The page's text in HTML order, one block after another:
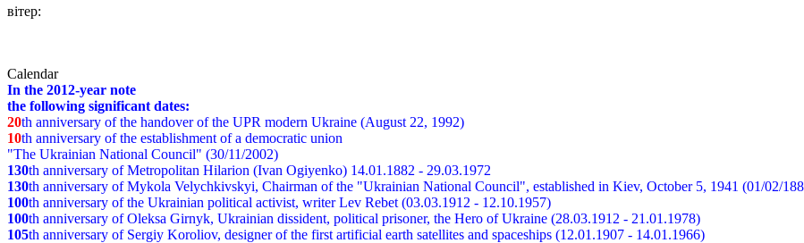
вітер:
Calendar
In the 2012-year note
the following significant dates:
20th anniversary of the handover of the UPR modern Ukraine (August 22, 1992)
10th anniversary of the establishment of a democratic union
"The Ukrainian National Council" (30/11/2002)
130th anniversary of Metropolitan Hilarion (Ivan Ogiyenko) 14.01.1882 - 29.03.1972
130th anniversary of Mykola Velychkivskyi, Chairman of the "Ukrainian National Council", established in Kiev, October 5, 1941 (01/02/
100th anniversary of the Ukrainian political activist, writer Lev Rebet (03.03.1912 - 12.10.1957)
100th anniversary of Oleksa Girnyk, Ukrainian dissident, political prisoner, the Hero of Ukraine (28.03.1912 - 21.01.1978)
105th anniversary of Sergiy Koroliov, designer of the first artificial earth satellites and spaceships (12.01.1907 - 14.01.1966)